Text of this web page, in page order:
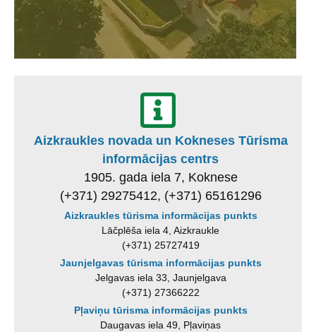
Aizkraukles novada un Kokneses Tūrisma
informācijas centrs
1905. gada iela 7, Koknese
(+371) 29275412, (+371) 65161296
Aizkraukles tūrisma informācijas punkts
Lāčplēša iela 4, Aizkraukle
(+371) 25727419
Jaunjelgavas tūrisma informācijas punkts
Jelgavas iela 33, Jaunjelgava
(+371) 27366222
Pļaviņu tūrisma informācijas punkts
Daugavas iela 49, Pļaviņas